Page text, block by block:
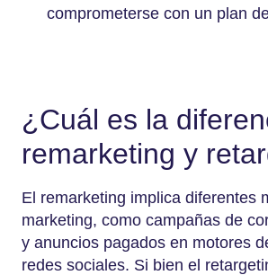
comprometerse con un plan
¿Cuál es la
remarketing y
El remarketing implica diferentes
marketing, como campañas de
y anuncios pagados en motores
redes sociales. Si bien el